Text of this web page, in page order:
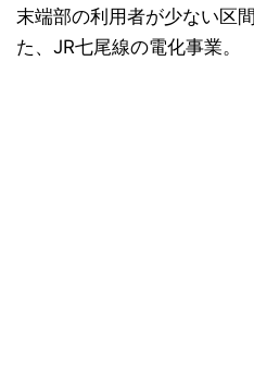
末端部の利用者が少ない区
た、JR七尾線の電化事業。